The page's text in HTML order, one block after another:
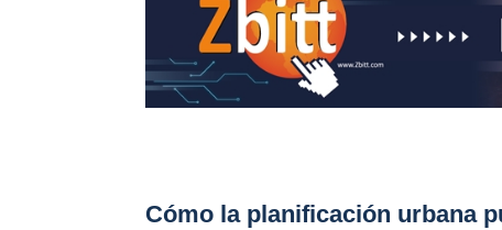
Cómo la planificación urbana